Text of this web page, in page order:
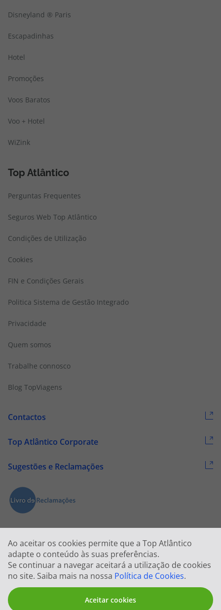
Ao aceitar os cookies permite que a Top Atlântico
adapte o conteúdo às suas preferências.
Se continuar a navegar aceitará a utilização de cookies
no site. Saiba mais na nossa Política de Cookies.
Aceitar cookies
Disneyland ® Paris
Escapadinhas
Hotel
Promoções
Voos Baratos
Voo + Hotel
WiZink
Top Atlântico
Perguntas Frequentes
Seguros Web Top Atlântico
Condições de Utilização
Cookies
FIN e Condições Gerais
Politica Sistema de Gestão Integrado
Privacidade
Quem somos
Trabalhe connosco
Blog TopViagens
Contactos
Top Atlântico Corporate
Sugestões e Reclamações
2026 © Todos os direitos reservados:Top Atlântico, Viagens e Turismo